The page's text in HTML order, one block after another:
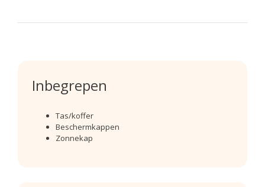
Inbegrepen
Tas/koffer
Beschermkappen
Zonnekap